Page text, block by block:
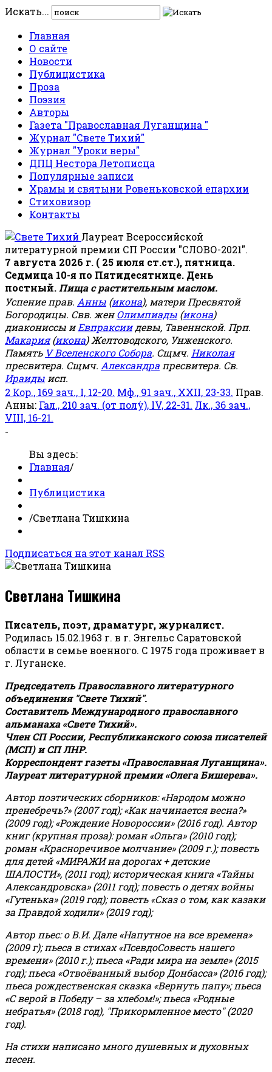
Искать...
Главная
О сайте
Новости
Публицистика
Проза
Поэзия
Авторы
Газета "Православная Луганщина "
Журнал "Свете Тихий"
Журнал "Уроки веры"
ДПЦ Нестора Летописца
Популярные записи
Храмы и святыни Ровеньковской епархии
Стиховизор
Контакты
Лауреат Всероссийской
литературной премии СП России "СЛОВО-2021".
7 августа 2026 г. ( 25 июля ст.ст.), пятница.
Седмица 10-я по Пятидесятнице. День
постный. Пища с растительным маслом.
Успение прав. Анны (икона), матери Пресвятой
Богородицы. Свв. женОлимпиады (икона)
диакониссы иЕвпраксиидевы, Тавеннской. Прп.
Макария(икона) Желтоводского, Унженского.
Память V Вселенского Собора. Сщмч. Николая
пресвитера. Сщмч. Александра пресвитера. Св.
Ираиды исп.
2 Кор., 169 зач., I, 12-20. Мф., 91 зач., XXII, 23-33. Прав.
Анны: Гал., 210 зач. (от полу́), IV, 22-31. Лк., 36 зач.,
VIII, 16-21.
-
Вы здесь:
Главная/
Публицистика
/Светлана Тишкина
Подписаться на этот канал RSS
Светлана Тишкина
Писатель, поэт, драматург, журналист.
Родилась 15.02.1963 г. в г. Энгельс Саратовской
области в семье военного. С 1975 года проживает в
г. Луганске.
Председатель Православного литературного
объединения "Свете Тихий".
Составитель Международного православного
альманаха «Свете Тихий».
Член СП России, Республиканского союза писателей
(МСП) и СП ЛНР.
Корреспондент газеты «Православная Луганщина».
Лауреат литературной премии «Олега Бишерева».
Автор поэтических сборников: «Народом можно
пренебречь?» (2007 год); «Как начинается весна?»
(2009 год); «Рождение Новороссии» (2016 год). Автор
книг (крупная проза): роман «Ольга» (2010 год);
роман «Красноречивое молчание» (2009 г.); повесть
для детей «МИРАЖИ на дорогах + детские
ШАЛОСТИ», (2011 год); историческая книга «Тайны
Александровска» (2011 год); повесть о детях войны
«Гутенька» (2019 год); повесть «Сказ о том, как казаки
за Правдой ходили» (2019 год);
Автор пьес: о В.И. Дале «Напутное на все времена»
(2009 г); пьеса в стихах «ПсевдоСовесть нашего
времени» (2010 г.); пьеса «Ради мира на земле» (2015
год); пьеса «Отвоёванный выбор Донбасса» (2016 год);
пьеса рождественская сказка «Вернуть папу»; пьеса
«С верой в Победу – за хлебом!»;пьеса «Родные
небратья» (2018 год), "Прикормленное место" (2020
год).
На стихи написано много душевных и духовных
песен.